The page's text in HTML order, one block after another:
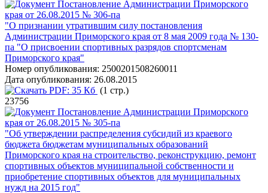
Постановление Администрации Приморского
края от 26.08.2015 № 306-па
"О признании утратившим силу постановления
Администрации Приморского края от 8 мая 2009 года № 130-
па "О присвоении спортивных разрядов спортсменам
Приморского края"
Номер опубликования: 2500201508260011
Дата опубликования: 26.08.2015
PDF: 35 Кб (1 стр.)
23756
Постановление Администрации Приморского
края от 26.08.2015 № 305-па
"Об утверждении распределения субсидий из краевого
бюджета бюджетам муниципальных образований
Приморского края на строительство, реконструкцию, ремонт
спортивных объектов муниципальной собственности и
приобретение спортивных объектов для муниципальных
нужд на 2015 год"